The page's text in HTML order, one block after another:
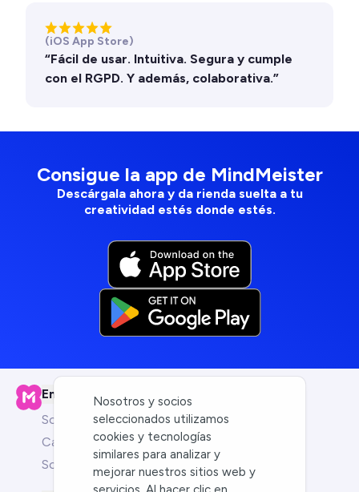
(iOS App Store)
“Fácil de usar. Intuitiva. Segura y cumple
con el RGPD. Y además, colaborativa.”
Consigue la app de MindMeister
Descárgala ahora y da rienda suelta a tu
creatividad estés donde estés.
Empresa
Sobre nosotros
Carreras
Socios
Nosotros y socios
seleccionados utilizamos
cookies y tecnologías
similares para analizar y
mejorar nuestros sitios web y